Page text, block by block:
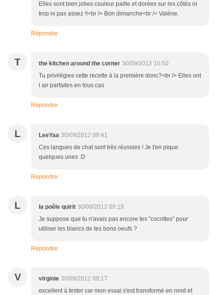
Elles sont bien jolies couleur paille et dorées sur les côtés ni
trop ni pas assez !!<br /> Bon dimanche<br /> Valérie.
Répondre
T the kitchen around the corner 30/09/2012 10:50
Tu privilégies cette recette à la première donc?<br /> Elles ont
l air parfaites en tous cas
Répondre
L LeeYaa 30/09/2012 09:41
Ces langues de chat sont très réussies ! Je t'en pique
quelques unes :D
Répondre
L la poêle quirit 30/09/2012 09:19
Je suppose que tu n'avais pas encore tes "cocottes" pour
utiliser les blancs de tes bons oeufs ?
Répondre
V virginie 30/09/2012 09:17
excellent à tester car mon essai s'est transformé en rond et